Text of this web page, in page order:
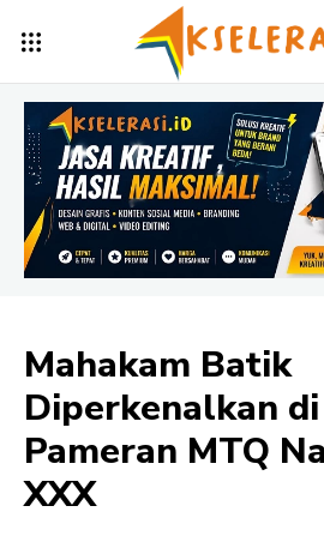
Mahakam Batik
Diperkenalkan
Pameran MTQ
XXX